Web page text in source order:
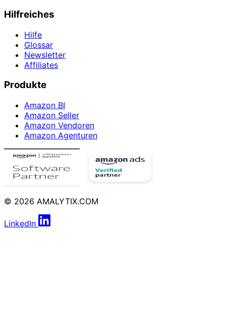
Hilfreiches
Hilfe
Glossar
Newsletter
Affiliates
Produkte
Amazon BI
Amazon Seller
Amazon Vendoren
Amazon Agenturen
© 2026 AMALYTIX.COM
LinkedIn